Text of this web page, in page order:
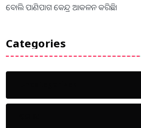
ବୋଲି ପାଣିପାଗ କେନ୍ଦ୍ର ଆକଳନ କରିଛି।
Categories